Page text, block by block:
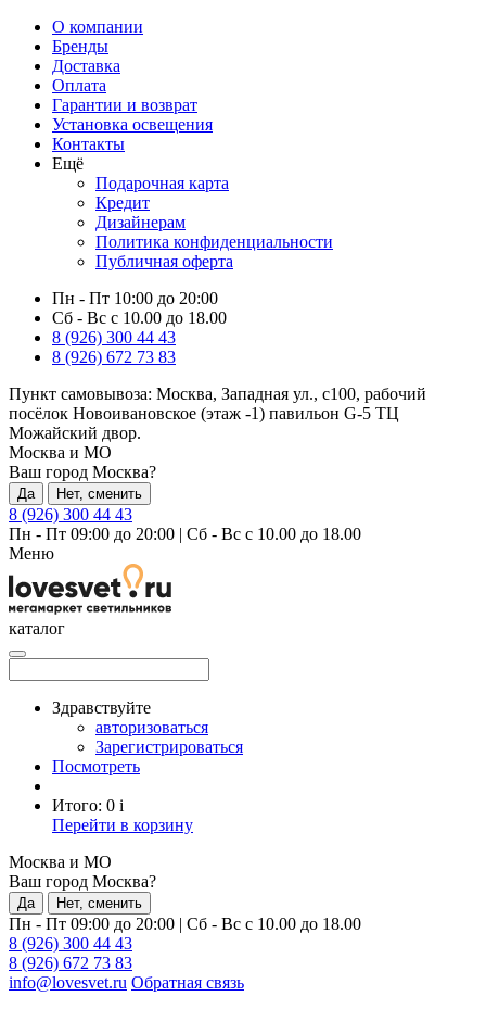
О компании
Бренды
Доставка
Оплата
Гарантии и возврат
Установка освещения
Контакты
Ещё
Подарочная карта
Кредит
Дизайнерам
Политика конфиденциальности
Публичная оферта
Пн - Пт 10:00 до 20:00
Сб - Вс с 10.00 до 18.00
8 (926) 300 44 43
8 (926) 672 73 83
Пункт самовывоза: Москва, Западная ул., с100, рабочий
посёлок Новоивановское (этаж -1) павильон G-5 ТЦ
Можайский двор.
Москва и МО
Ваш город Москва?
Да Нет, сменить
8 (926) 300 44 43
Пн - Пт 09:00 до 20:00 | Сб - Вс с 10.00 до 18.00
Меню
каталог
Здравствуйте
авторизоваться
Зарегистрироваться
Посмотреть
Итого: 0 i
Перейти в корзину
Москва и МО
Ваш город Москва?
Да Нет, сменить
Пн - Пт 09:00 до 20:00 | Сб - Вс с 10.00 до 18.00
8 (926) 300 44 43
8 (926) 672 73 83
info@lovesvet.ru Обратная связь